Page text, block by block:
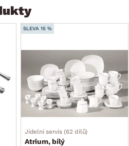
SLEVA 15 %
Jídelní servis (62 dílů)
Atrium, bílý